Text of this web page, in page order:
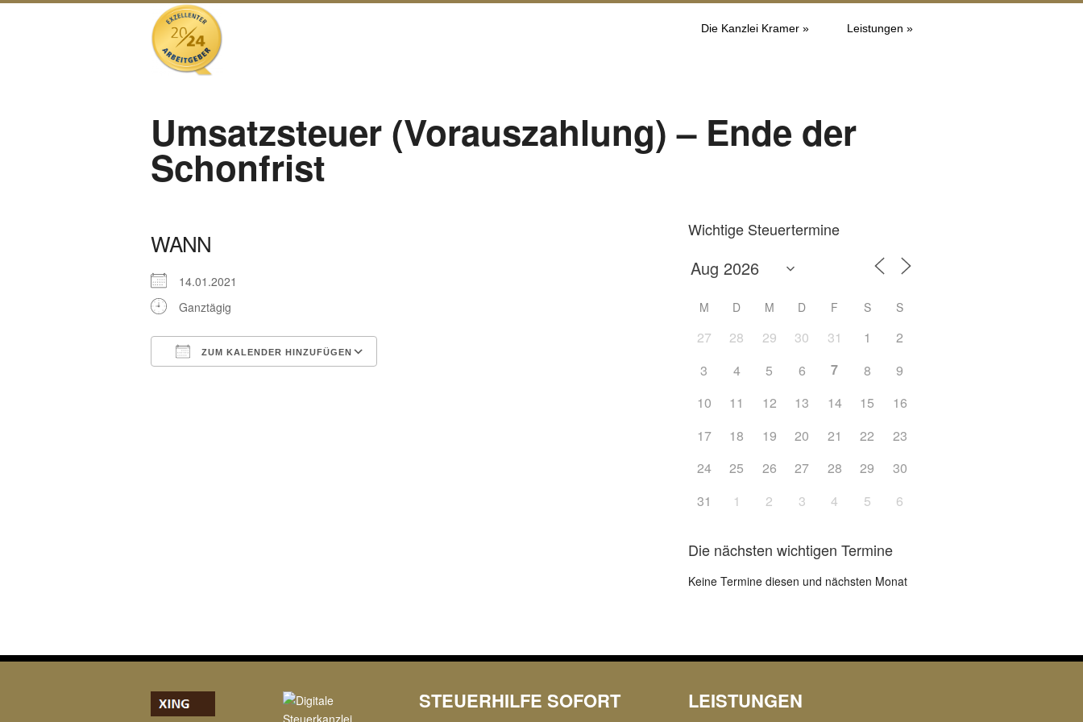
Die Kanzlei Kramer » Leistungen »
Umsatzsteuer (Vorauszahlung) – Ende der
Schonfrist
WANN
14.01.2021
Ganztägig
ZUM KALENDER HINZUFÜGEN
Wichtige Steuertermine
M D M D F S S
27 28 29 30 31 1
2
3
4 5 6 7 8
9
10
11 12 13 14 15
16
17
18 19 20 21 22
23
24
25 26 27 28 29
30
31
1 2 3 4 5 6
Die nächsten wichtigen Termine
Keine Termine diesen und nächsten Monat
STEUERHILFE SOFORT LEISTUNGEN